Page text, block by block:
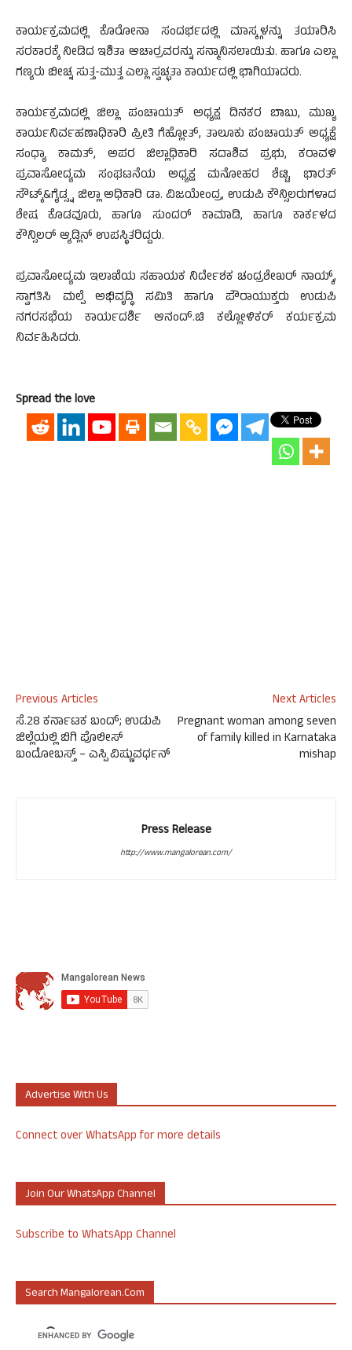
ಕಾರ್ಯಕ್ರಮದಲ್ಲಿ ಕೊರೋನಾ ಸಂದರ್ಭದಲ್ಲಿ ಮಾಸ್ಕ್ಗಳನ್ನು ತಯಾರಿಸಿ
ಸರಕಾರಕ್ಕೆ ನೀಡಿದ ಇಶಿತಾ ಆಚಾರ್ರವರನ್ನು ಸನ್ಮಾನಿಸಲಾಯಿತು. ಹಾಗೂ ಎಲ್ಲಾ
ಗಣ್ಯರು ಬೀಚ್ನ ಸುತ್ತ-ಮುತ್ತ ಎಲ್ಲಾ ಸ್ವಚ್ಛತಾ ಕಾರ್ಯದಲ್ಲಿ ಭಾಗಿಯಾದರು.
ಕಾರ್ಯಕ್ರಮದಲ್ಲಿ ಜಿಲ್ಲಾ ಪಂಚಾಯತ್ ಅಧ್ಯಕ್ಷ ದಿನಕರ ಬಾಬು, ಮುಖ್ಯ
ಕಾರ್ಯನಿರ್ವಹಣಾಧಿಕಾರಿ ಪ್ರೀತಿ ಗೆಹ್ಲೋತ್, ತಾಲೂಕು ಪಂಚಾಯತ್ ಅಧ್ಯಕ್ಷೆ
ಸಂಧ್ಯಾ ಕಾಮತ್, ಅಪರ ಜಿಲ್ಲಾಧಿಕಾರಿ ಸದಾಶಿವ ಪ್ರಭು, ಕರಾವಳಿ
ಪ್ರವಾಸೋದ್ಯಮ ಸಂಘಟನೆಯ ಅಧ್ಯಕ್ಷ ಮನೋಹರ ಶೆಟ್ಟಿ, ಭಾರತ್
ಸೌಟ್ಕ್&ಗೈಡ್ಸ್ನ ಜಿಲ್ಲಾ ಅಧಿಕಾರಿ ಡಾ. ವಿಜಯೇಂದ್ರ, ಉಡುಪಿ ಕೌನ್ಸಿಲರುಗಳಾದ
ಶೇಷ ಕೊಡವೂರು, ಹಾಗೂ ಸುಂದರ್ ಕಾಮಾಡಿ, ಹಾಗೂ ಕಾರ್ಕಳದ
ಕೌನ್ಸಿಲರ್ ಆ್ಯಡ್ಲಿನ್ ಉಪಸ್ಥಿತರಿದ್ದರು.
ಪ್ರವಾಸೋದ್ಯಮ ಇಲಾಖೆಯ ಸಹಾಯಕ ನಿರ್ದೇಶಕ ಚಂದ್ರಶೇಖರ್ ನಾಯ್ಕ್,
ಸ್ವಾಗತಿಸಿ ಮಲ್ಪೆ ಅಭಿವೃದ್ಧಿ ಸಮಿತಿ ಹಾಗೂ ಪೌರಾಯುಕ್ತರು ಉಡುಪಿ
ನಗರಸಭೆಯ ಕಾರ್ಯದರ್ಶಿ ಆನಂದ್.ಚಿ ಕಲ್ಲೋಳಿಕರ್ ಕರ್ಯಕ್ರಮ
ನಿರ್ವಹಿಸಿದರು.
Spread the love
Previous Articles
ಸೆ.28 ಕರ್ನಾಟಕ ಬಂದ್; ಉಡುಪಿ
ಜಿಲ್ಲೆಯಲ್ಲಿ ಬಿಗಿ ಪೊಲೀಸ್
ಬಂದೋಬಸ್ತ್ – ಎಸ್ಪಿ ವಿಷ್ಣುವರ್ಧನ್
Next Articles
Pregnant woman among seven
of family killed in Karnataka
mishap
Press Release
http://www.mangalorean.com/
Advertise With Us
Connect over WhatsApp for more details
Join Our WhatsApp Channel
Subscribe to WhatsApp Channel
Search Mangalorean.com